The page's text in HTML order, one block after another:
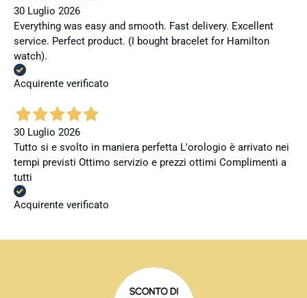
30 Luglio 2026
Everything was easy and smooth. Fast delivery. Excellent
service. Perfect product. (I bought bracelet for Hamilton
watch).
Acquirente verificato
30 Luglio 2026
Tutto si e svolto in maniera perfetta L'orologio è arrivato nei
tempi previsti Ottimo servizio e prezzi ottimi Complimenti a
tutti
Acquirente verificato